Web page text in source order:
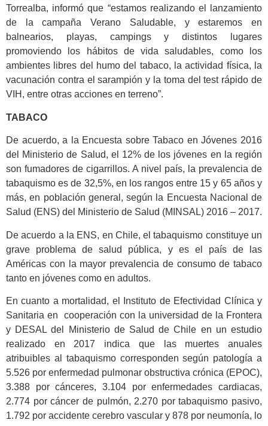
Torrealba, informó que “estamos realizando el lanzamiento
de la campaña Verano Saludable, y estaremos en
balnearios, playas, campings y distintos lugares
promoviendo los hábitos de vida saludables, como los
ambientes libres del humo del tabaco, la actividad física, la
vacunación contra el sarampión y la toma del test rápido de
VIH, entre otras acciones en terreno”.
TABACO
De acuerdo, a la Encuesta sobre Tabaco en Jóvenes 2016
del Ministerio de Salud, el 12% de los jóvenes en la región
son fumadores de cigarrillos. A nivel país, la prevalencia de
tabaquismo es de 32,5%, en los rangos entre 15 y 65 años y
más, en población general, según la Encuesta Nacional de
Salud (ENS) del Ministerio de Salud (MINSAL) 2016 – 2017.
De acuerdo a la ENS, en Chile, el tabaquismo constituye un
grave problema de salud pública, y es el país de las
Américas con la mayor prevalencia de consumo de tabaco
tanto en jóvenes como en adultos.
En cuanto a mortalidad, el Instituto de Efectividad Clínica y
Sanitaria en cooperación con la universidad de la Frontera
y DESAL del Ministerio de Salud de Chile en un estudio
realizado en 2017 indica que las muertes anuales
atribuibles al tabaquismo corresponden según patología a
5.526 por enfermedad pulmonar obstructiva crónica (EPOC),
3.388 por cánceres, 3.104 por enfermedades cardiacas,
2.774 por cáncer de pulmón, 2.270 por tabaquismo pasivo,
1.792 por accidente cerebro vascular y 878 por neumonía, lo